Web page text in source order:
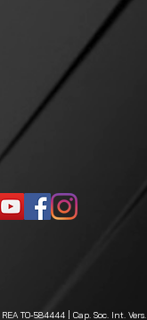
TO-584444 | Cap. Soc. Int. Vers.